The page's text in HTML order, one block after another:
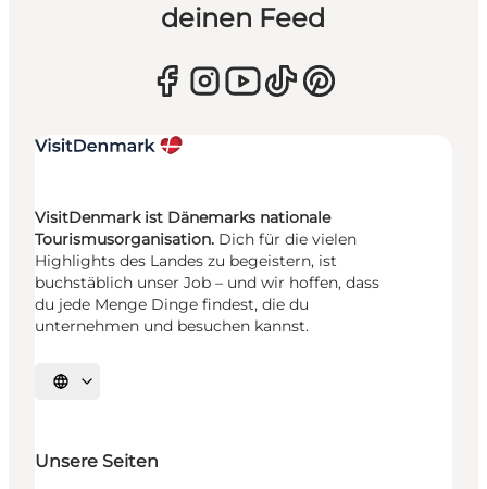
deinen Feed
VisitDenmark ist Dänemarks nationale
Tourismusorganisation. Dich für die vielen
Highlights des Landes zu begeistern, ist
buchstäblich unser Job – und wir hoffen, dass
du jede Menge Dinge findest, die du
unternehmen und besuchen kannst.
Sprache auswählen
Unsere Seiten